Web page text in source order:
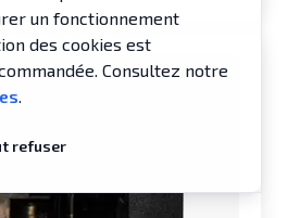
un fonctionnement
des cookies est
Consultez notre
.
refuser